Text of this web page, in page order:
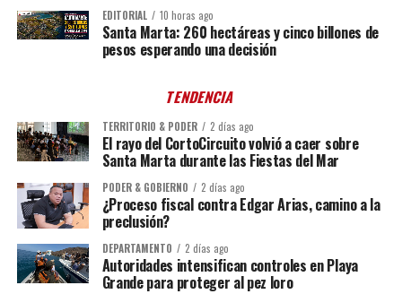
EDITORIAL 10 horas ago
Santa Marta: 260 hectáreas y cinco billones de
pesos esperando una decisión
TENDENCIA
TERRITORIO & PODER 2 días ago
El rayo del CortoCircuito volvió a caer sobre
Santa Marta durante las Fiestas del Mar
PODER & GOBIERNO 2 días ago
¿Proceso fiscal contra Edgar Arias, camino a la
preclusión?
DEPARTAMENTO 2 días ago
Autoridades intensifican controles en Playa
Grande para proteger al pez loro